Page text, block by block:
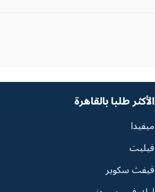
الأكثر طلبا بالقاهرة
ميفيدا
فيليت
فيفث سكوير